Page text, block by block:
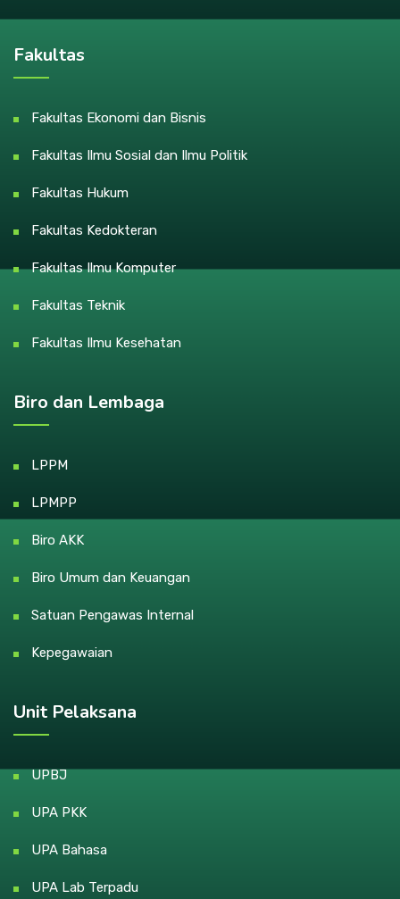
Fakultas
Fakultas Ekonomi dan Bisnis
Fakultas Ilmu Sosial dan Ilmu Politik
Fakultas Hukum
Fakultas Kedokteran
Fakultas Ilmu Komputer
Fakultas Teknik
Fakultas Ilmu Kesehatan
Biro dan Lembaga
LPPM
LPMPP
Biro AKK
Biro Umum dan Keuangan
Satuan Pengawas Internal
Kepegawaian
Unit Pelaksana
UPBJ
UPA PKK
UPA Bahasa
UPA Lab Terpadu